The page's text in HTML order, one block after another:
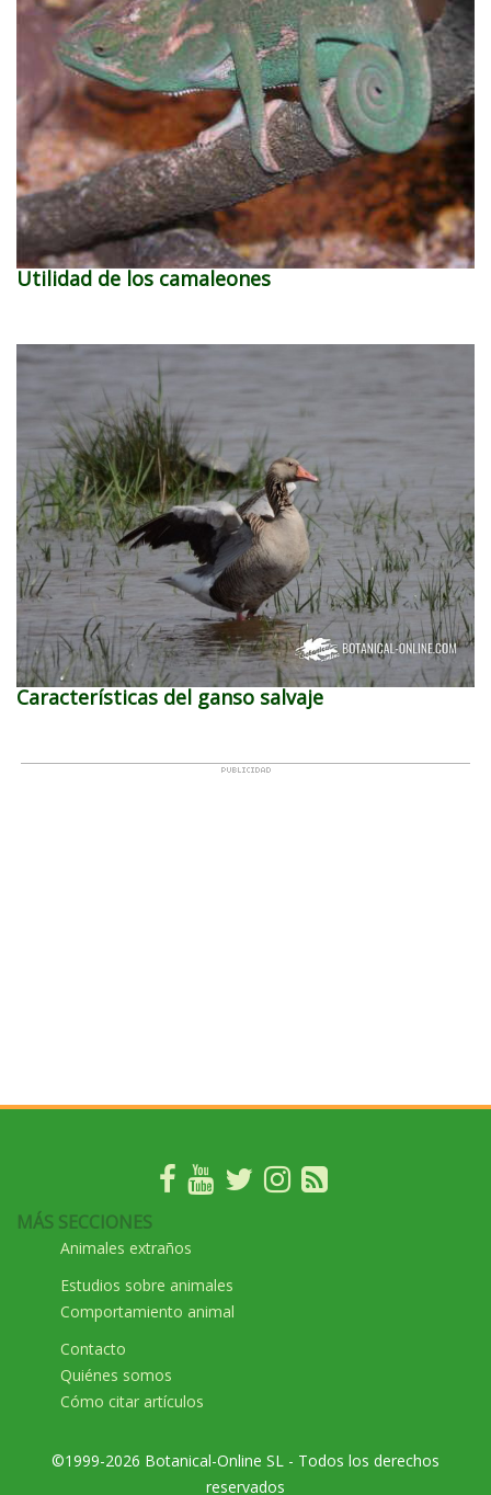
Utilidad de los camaleones
Características del ganso salvaje
MÁS SECCIONES
Animales extraños
Estudios sobre animales
Comportamiento animal
Contacto
Quiénes somos
Cómo citar artículos
©1999-2026 Botanical-Online SL - Todos los derechos
reservados